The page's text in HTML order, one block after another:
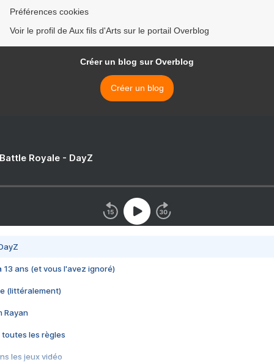
Préférences cookies
Voir le profil de Aux fils d'Arts sur le portail Overblog
Créer un blog sur Overblog
Créer un blog
Royale - DayZ
13 ans (et vous l'avez ignoré)
(littéralement)
Rayan
toutes les règles
les jeux vidéo